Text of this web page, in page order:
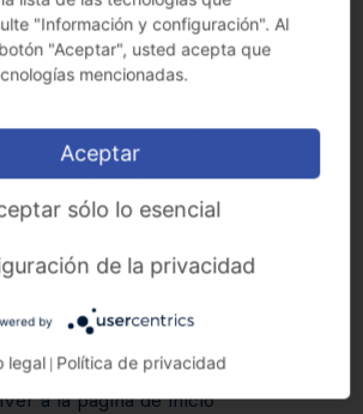
Barbara Clark, el Sr. Johannes Schwalm
quienes han liderado el proyecto.
de la experta en sostenibilidad, la Sra.
trabaja con la reconocida Fraunhofer
nuevo Gerente de Estrategia
- Sostenibilidad, el Sr. Sven Schindel,
del proyecto e impulsará a KAMAX a ser
Otros enlaces
a la página de inicio
"Información y configuración". Al
"Aceptar", usted acepta que
mencionadas.
Aceptar
sólo lo esencial
de la privacidad
by
legal Política de privacidad